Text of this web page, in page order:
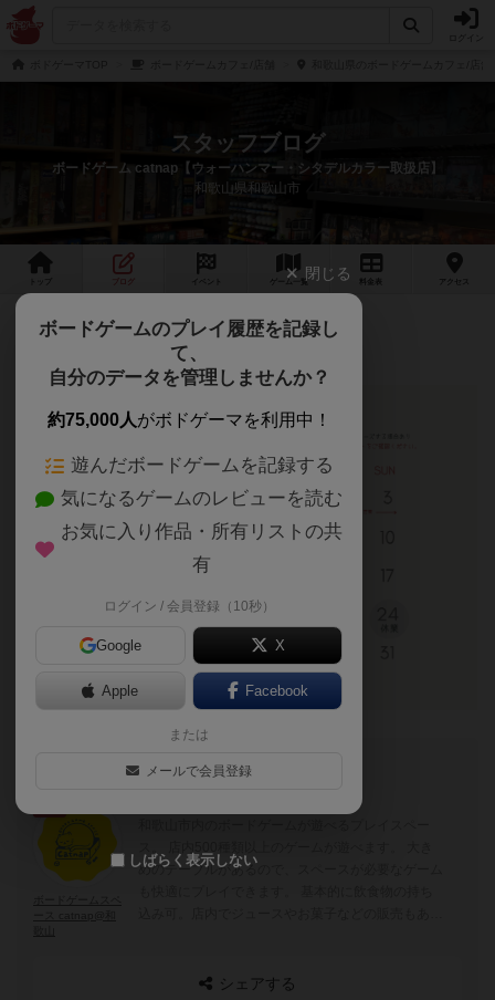
スタッフブログ
ボードゲーム catnap【ウォーハンマー・シタデルカラー取扱店】
和歌山県和歌山市
ゲーム 一覧 料金 アクセス
5月の営業
このブログの投稿者
めのテーブルがあるので、スペースが必要なゲーム
シェアする
閉じる
ボードゲームのプレイ履歴を記録し
て、
自分のデータを管理しませんか？
約75,000人がボドゲーマを利用中！
遊んだボードゲームを記録する
気になるゲームのレビューを読む
お気に入り作品・所有リストの共
有
ログイン / 会員登録（10秒）
Google X
Apple Facebook
または
メールで会員登録
しばらく表示しない